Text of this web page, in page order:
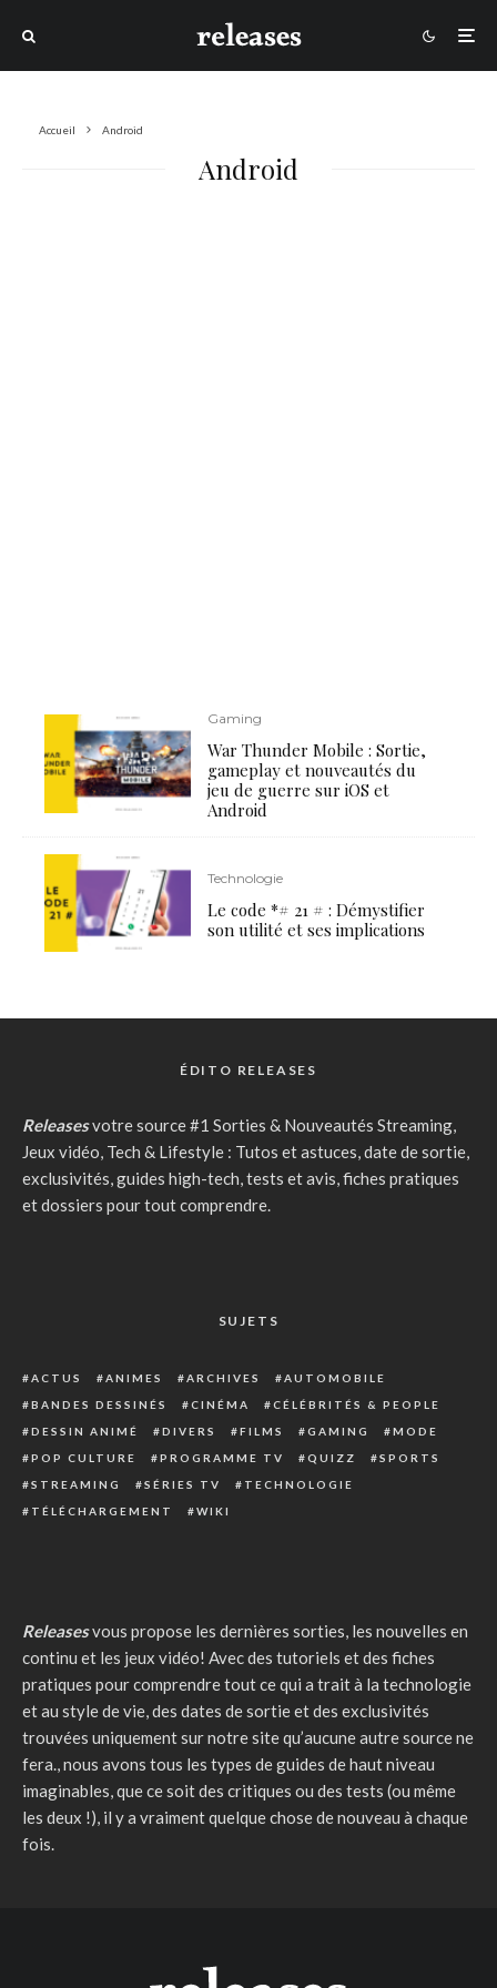
Accueil Android
Android
Gaming
War Thunder Mobile : Sortie,
gameplay et nouveautés du
jeu de guerre sur iOS et
Android
Technologie
Le code *# 21 # : Démystifier
son utilité et ses implications
ÉDITO RELEASES
Releasesvotre source #1 Sorties & Nouveautés Streaming,
Jeux vidéo, Tech & Lifestyle : Tutos et astuces, date de sortie,
exclusivités, guides high-tech, tests et avis, fiches pratiques
et dossiers pour tout comprendre.
SUJETS
ACTUS ANIMES ARCHIVES
AUTOMOBILE
BANDES DESSINÉS
CINÉMA
CÉLÉBRITÉS & PEOPLE
DESSIN ANIMÉ
DIVERS FILMS GAMING
MODE
POP CULTURE
PROGRAMME TV QUIZZ
SPORTS
STREAMING
SÉRIES TV
TECHNOLOGIE
TÉLÉCHARGEMENT
WIKI
Releasesvous propose les dernières sorties, les nouvelles en
continu et les jeux vidéo! Avec des tutoriels et des fiches
pratiques pour comprendre tout ce qui a trait à la technologie
et au style de vie, des dates de sortie et des exclusivités
trouvées uniquement sur notre site qu’aucune autre source ne
fera., nous avons tous les types de guides de haut niveau
imaginables, que ce soit des critiques ou des tests (ou même
les deux !), il y a vraiment quelque chose de nouveau à chaque
fois.